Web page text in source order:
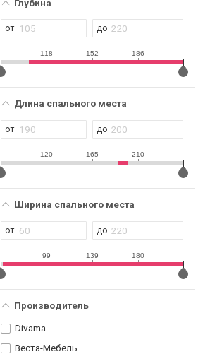
Глубина
118 152 186
Длина спального места
120 165 210
Ширина спального места
99 139 180
Производитель
Divama
Веста-Мебель